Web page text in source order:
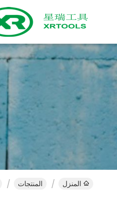
المنزل المنتجات